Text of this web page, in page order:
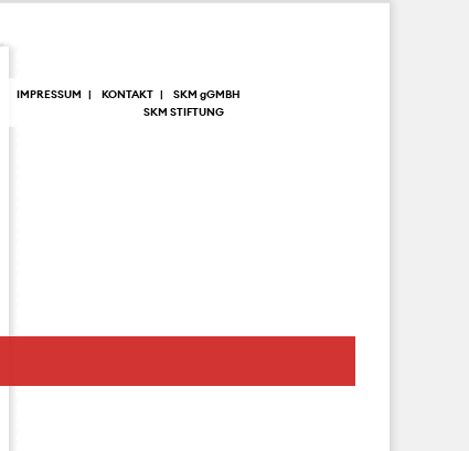
IMPRESSUM KONTAKT SKM gGMBH
SKM STIFTUNG